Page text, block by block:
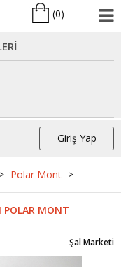
(0)
Giriş Yap
> Polar Mont >
POLAR MONT
Şal Marketi